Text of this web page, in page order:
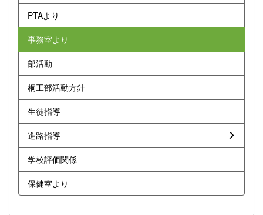
PTAより
事務室より
部活動
桐工部活動方針
生徒指導
進路指導
学校評価関係
保健室より